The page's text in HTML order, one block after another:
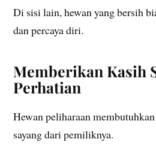
Di sisi lain, hewan yang bersih
dan percaya diri.
Memberikan Kasih
Perhatian
Hewan peliharaan
sayang dari pemiliknya.